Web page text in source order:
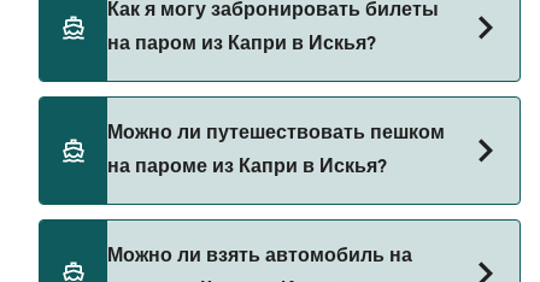
операторов на маршруте Капри — Искья. Это:
Capitan Morgan
Laser Capri Linee Blu
Как я могу забронировать билеты
на паром из Капри в Искья?
поиск сделок и посетите нашу страницу
предложений, чтобы увидеть последние акции
на паромы.
Можно ли путешествовать пешком
на пароме из Капри в Искья?
пароме из Капри в Искья с
Можно ли взять автомобиль на